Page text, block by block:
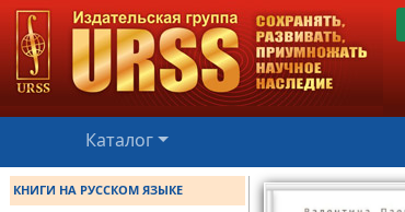
Каталог
КНИГИ НА РУССКОМ ЯЗЫКЕ